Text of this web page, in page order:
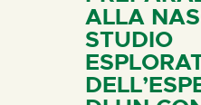
NEWS
ALLA
STUDIO